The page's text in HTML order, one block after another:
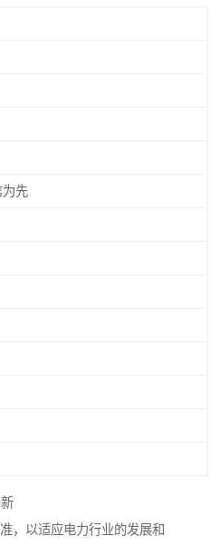
为先
，以适应电力行业的发展和